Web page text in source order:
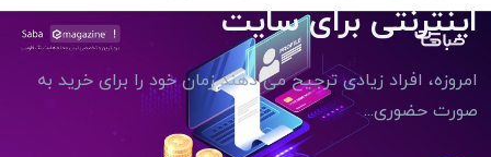
اینترنتی برای سایت
امروزه، افراد زیادی ترجیح می دهند زمان خود را برای خرید به
صورت حضوری...